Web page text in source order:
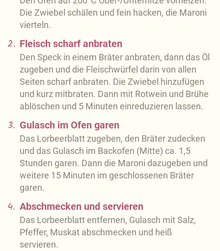
Die Zwiebel schälen und fein hacken, die Maroni
vierteln.
2. Fleisch scharf anbraten
Den Speck in einem Bräter anbraten, dann das Öl
zugeben und die Fleischwürfel darin von allen
Seiten scharf anbraten. Die Zwiebel hinzufügen
und kurz mitbraten. Dann mit Rotwein und Brühe
ablöschen und 5 Minuten einreduzieren lassen.
3. Gulasch im Ofen garen
Das Lorbeerblatt zugeben, den Bräter zudecken
und das Gulasch im Backofen (Mitte) ca. 1,5
Stunden garen. Dann die Maroni dazugeben und
weitere 15 Minuten im geschlossenen Bräter
garen.
4. Abschmecken und servieren
Das Lorbeerblatt entfernen, Gulasch mit Salz,
Pfeffer, Muskat abschmecken und heiß
servieren.